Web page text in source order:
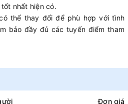
nhất hiện có.
thể thay đổi để phù hợp với tình
bảo đầy đủ các tuyến điểm tham
Đơn giá